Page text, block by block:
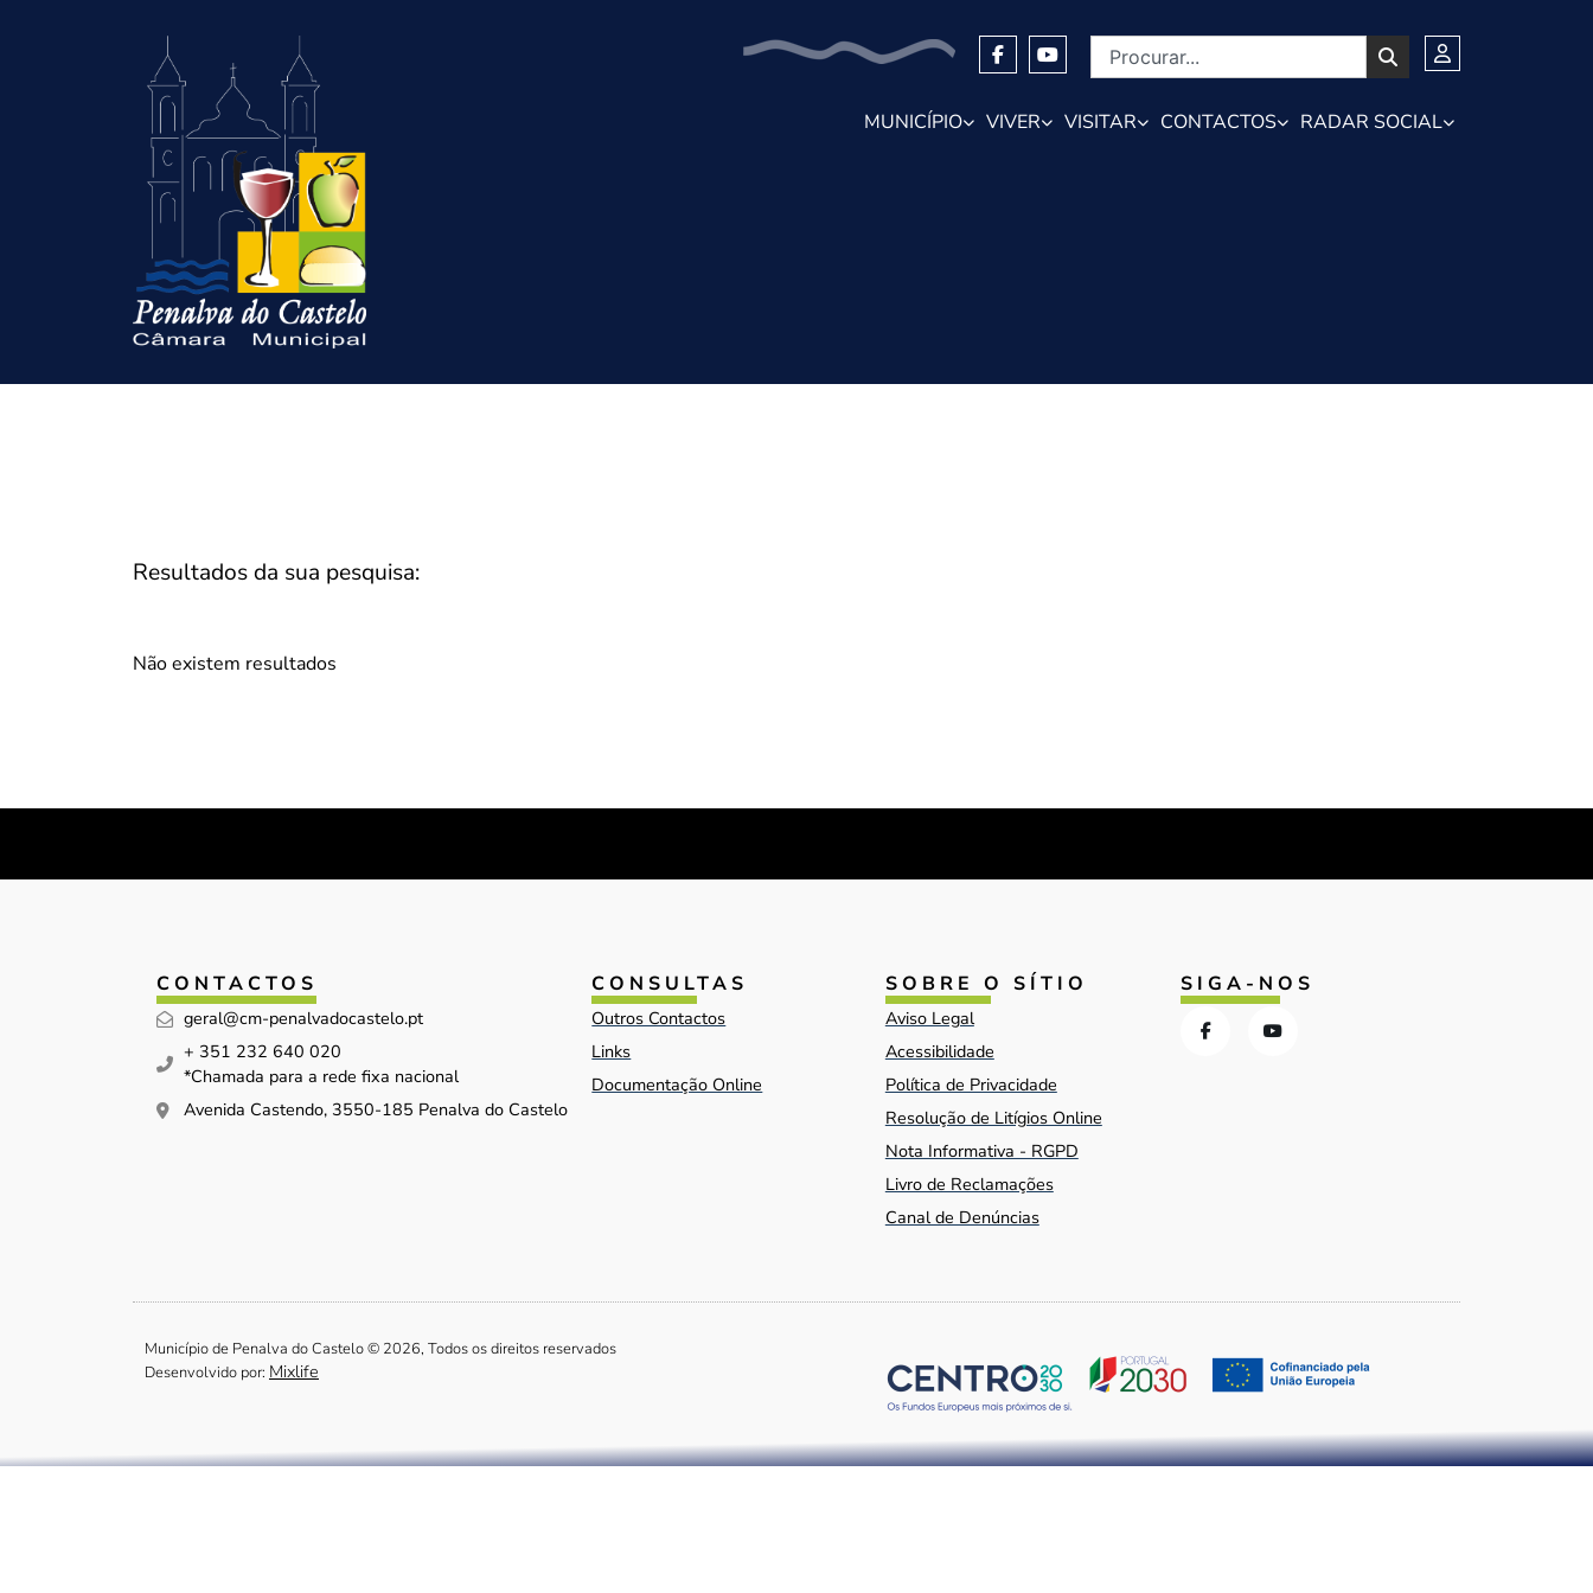
MUNICÍPIO VIVER VISITAR CONTACTOS RADAR SOCIAL
Resultados da sua pesquisa:
Não existem resultados
CONTACTOS
geral@cm-penalvadocastelo.pt
+ 351 232 640 020
*Chamada para a rede fixa nacional
Avenida Castendo, 3550-185 Penalva do Castelo
CONSULTAS
Outros Contactos
Links
Documentação Online
SOBRE O SÍTIO
Aviso Legal
Acessibilidade
Política de Privacidade
Resolução de Litígios Online
Nota Informativa - RGPD
Livro de Reclamações
Canal de Denúncias
SIGA-NOS
Município de Penalva do Castelo © 2026, Todos os direitos reservados
Desenvolvido por: Mixlife